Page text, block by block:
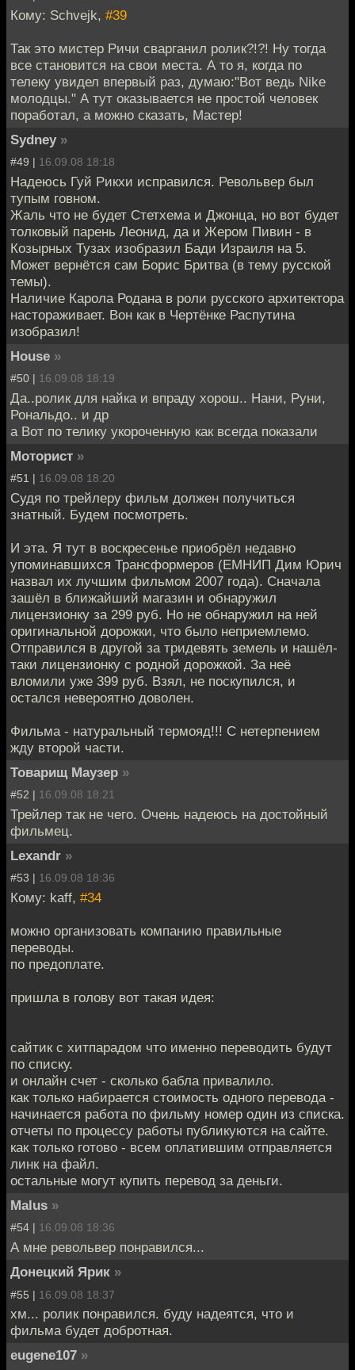
Кому: Schvejk, #39
Так это мистер Ричи сварганил ролик?!?! Ну тогда
все становится на свои места. А то я, когда по
телеку увидел впервый раз, думаю:"Вот ведь Nike
молодцы." А тут оказывается не простой человек
поработал, а можно сказать, Мастер!
Sydney »
#49 | 16.09.08 18:18
Надеюсь Гуй Рикхи исправился. Револьвер был
тупым говном.
Жаль что не будет Стетхема и Джонца, но вот будет
толковый парень Леонид, да и Жером Пивин - в
Козырных Тузах изобразил Бади Израиля на 5.
Может вернётся сам Борис Бритва (в тему русской
темы).
Наличие Карола Родана в роли русского архитектора
настораживает. Вон как в Чертёнке Распутина
изобразил!
House »
#50 | 16.09.08 18:19
Да..ролик для найка и впраду хорош.. Нани, Руни,
Рональдо.. и др
а Вот по телику укороченную как всегда показали
Моторист »
#51 | 16.09.08 18:20
Судя по трейлеру фильм должен получиться
знатный. Будем посмотреть.
И эта. Я тут в воскресенье приобрёл недавно
упоминавшихся Трансформеров (ЕМНИП Дим Юрич
назвал их лучшим фильмом 2007 года). Сначала
зашёл в ближайший магазин и обнаружил
лицензионку за 299 руб. Но не обнаружил на ней
оригинальной дорожки, что было неприемлемо.
Отправился в другой за тридевять земель и нашёл-
таки лицензионку с родной дорожкой. За неё
вломили уже 399 руб. Взял, не поскупился, и
остался невероятно доволен.
Фильма - натуральный термояд!!! С нетерпением
жду второй части.
Товарищ Маузер »
#52 | 16.09.08 18:21
Трейлер так не чего. Очень надеюсь на достойный
фильмец.
Lexandr »
#53 | 16.09.08 18:36
Кому: kaff, #34
можно организовать компанию правильные
переводы.
по предоплате.
пришла в голову вот такая идея:
сайтик с хитпарадом что именно переводить будут
по списку.
и онлайн счет - сколько бабла привалило.
как только набирается стоимость одного перевода -
начинается работа по фильму номер один из списка.
отчеты по процессу работы публикуются на сайте.
как только готово - всем оплатившим отправляется
линк на файл.
остальные могут купить перевод за деньги.
Malus »
#54 | 16.09.08 18:36
А мне револьвер понравился...
Донецкий Ярик »
#55 | 16.09.08 18:37
хм... ролик понравился. буду надеятся, что и
фильма будет добротная.
eugene107 »